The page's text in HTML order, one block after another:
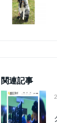
関連記事